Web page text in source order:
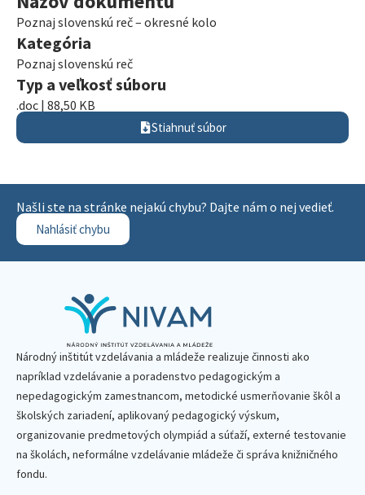
Poznaj slovenskú reč – okresné kolo
Kategória
Poznaj slovenskú reč
Typ a veľkosť súboru
.doc | 88,50 KB
Stiahnuť súbor
Našli ste na stránke nejakú chybu? Dajte nám o nej vedieť.
Nahlásiť chybu
Národný inštitút vzdelávania a mládeže realizuje činnosti ako
napríklad vzdelávanie a poradenstvo pedagogickým a
nepedagogickým zamestnancom, metodické usmerňovanie škôl a
školských zariadení, aplikovaný pedagogický výskum,
organizovanie predmetových olympiád a súťaží, externé testovanie
na školách, neformálne vzdelávanie mládeže či správa knižničného
fondu.